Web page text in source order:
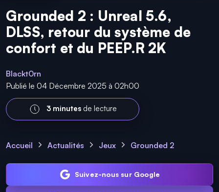
Grounded 2 : Unreal 5.6,
DLSS, retour du système de
confort et du PEEP.R 2K
Blackt0rn
Publié le 04 Décembre 2025 à 02h00
3 minutesde lecture
Accueil Actualités Jeux Grounded 2
Suivez-nous sur Google